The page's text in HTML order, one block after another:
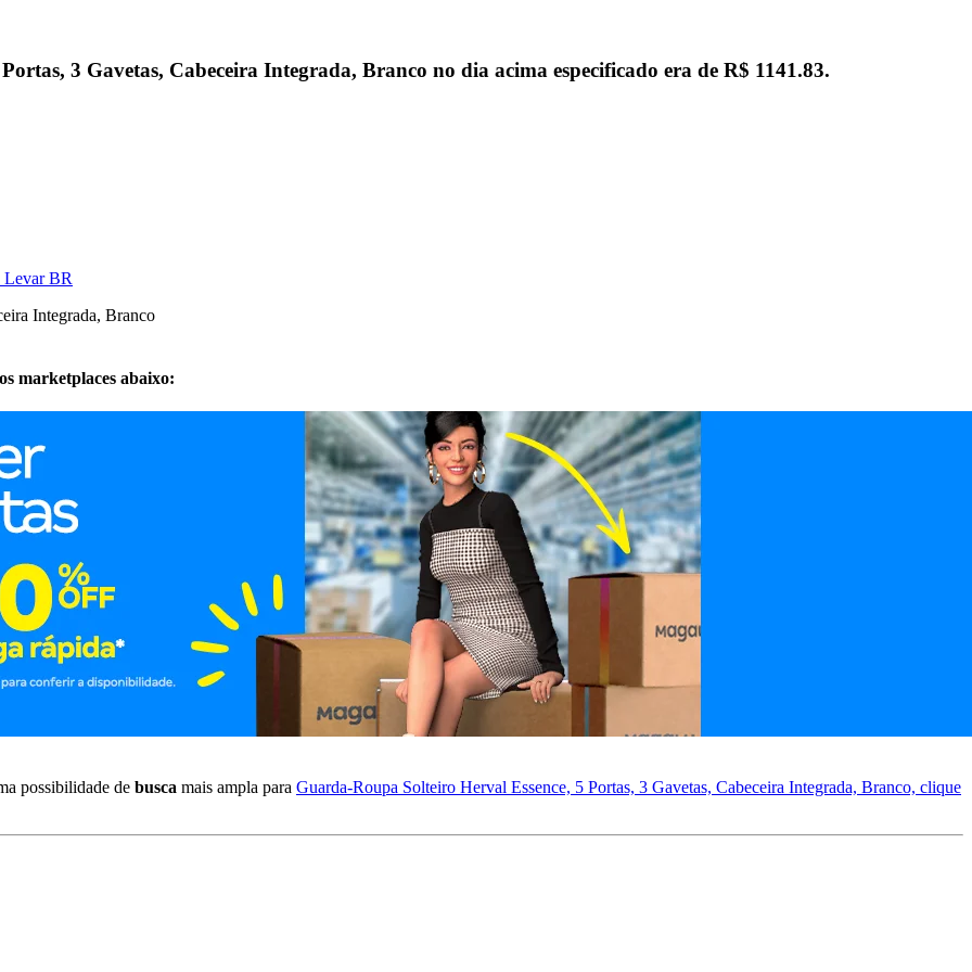
3 Gavetas, Cabeceira Integrada, Branco no dia acima especificado era de R$ 1141.83.
Levar BR
marketplaces abaixo:
possibilidade de busca mais ampla para Guarda-Roupa Solteiro Herval Essence, 5 Portas, 3 Gavetas, Cabeceira Integrada, Branco, clique